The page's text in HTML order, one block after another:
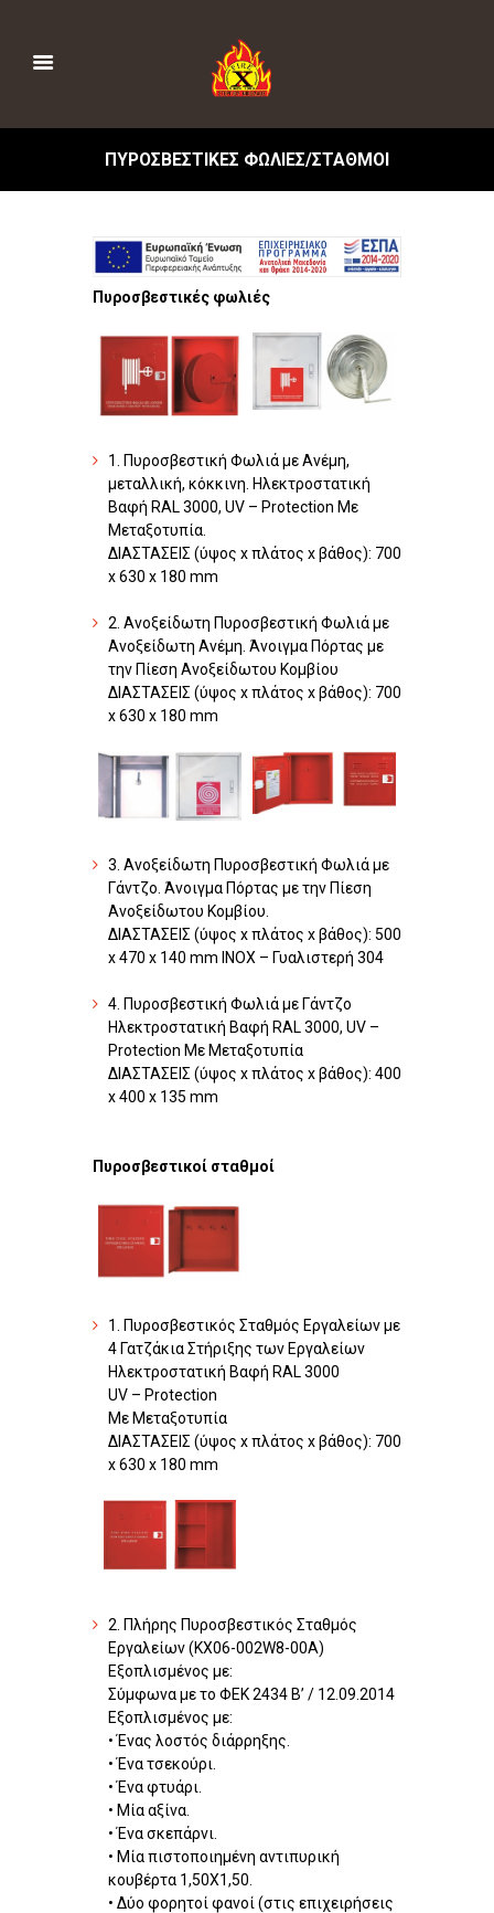
ΠΥΡΟΣΒΕΣΤΙΚΕΣ ΦΩΛΙΕΣ/ΣΤΑΘΜΟΙ
Πυροσβεστικές φωλιές
1. Πυροσβεστική Φωλιά με Ανέμη,
μεταλλική, κόκκινη. Hλεκτροστατική
Βαφή RAL 3000, UV – Protection Με
Μεταξοτυπία.
ΔΙΑΣΤΑΣΕΙΣ (ύψος x πλάτος x βάθος): 700
x 630 x 180 mm
2. Ανοξείδωτη Πυροσβεστική Φωλιά με
Ανοξείδωτη Aνέμη. Άνοιγμα Πόρτας με
την Πίεση Ανοξείδωτου Κομβίου
ΔΙΑΣΤΑΣΕΙΣ (ύψος x πλάτος x βάθος): 700
x 630 x 180 mm
3. Ανοξείδωτη Πυροσβεστική Φωλιά με
Γάντζο. Άνοιγμα Πόρτας με την Πίεση
Ανοξείδωτου Κομβίου.
ΔΙΑΣΤΑΣΕΙΣ (ύψος x πλάτος x βάθος): 500
x 470 x 140 mm INOX – Γυαλιστερή 304
4. Πυροσβεστική Φωλιά με Γάντζο
Hλεκτροστατική Βαφή RAL 3000, UV –
Protection Με Μεταξοτυπία
ΔΙΑΣΤΑΣΕΙΣ (ύψος x πλάτος x βάθος): 400
x 400 x 135 mm
Πυροσβεστικοί σταθμοί
1. Πυροσβεστικός Σταθμός Εργαλείων με
4 Γατζάκια Στήριξης των Εργαλείων
Hλεκτροστατική Βαφή RAL 3000
UV – Protection
Με Μεταξοτυπία
ΔΙΑΣΤΑΣΕΙΣ (ύψος x πλάτος x βάθος): 700
x 630 x 180 mm
2. Πλήρης Πυροσβεστικός Σταθμός
Εργαλείων (KX06-002W8-00A)
Εξοπλισμένος με:
Σύμφωνα με το ΦΕΚ 2434 Β’ / 12.09.2014
Εξοπλισμένος με:
• Ένας λοστός διάρρηξης.
• Ένα τσεκούρι.
• Ένα φτυάρι.
• Μία αξίνα.
• Ένα σκεπάρνι.
• Μία πιστοποιημένη αντιπυρική
κουβέρτα 1,50Χ1,50.
• Δύο φορητοί φανοί (στις επιχειρήσεις